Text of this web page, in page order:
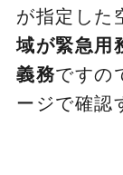
が指定した
域が緊急用
義務ですの
ージで確認